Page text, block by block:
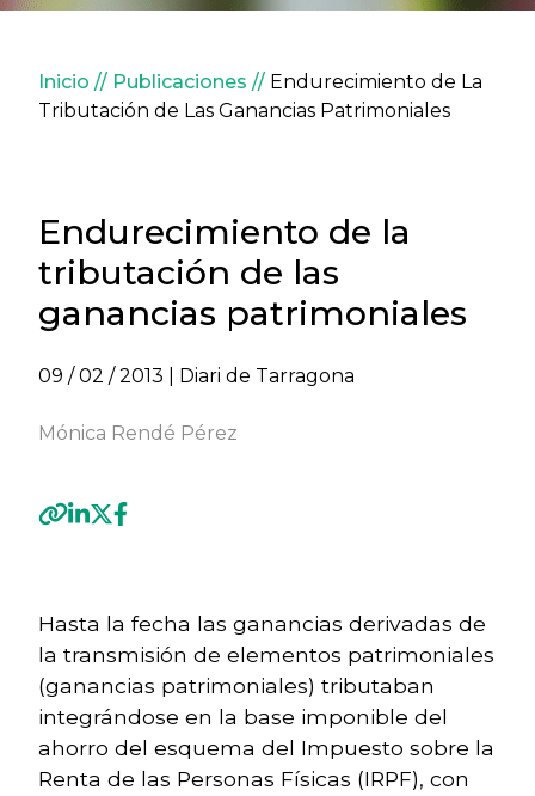
Sobrescribir enlaces de
Inicio Publicaciones
Endurecimiento de La
Tributación de Las Ganancias Patrimoniales
Endurecimiento de la
tributación de las
ganancias patrimoniales
09 / 02 / 2013 | Diari de Tarragona
Mónica Rendé Pérez
Hasta la fecha las ganancias derivadas de
la transmisión de elementos patrimoniales
(ganancias patrimoniales) tributaban
integrándose en la base imponible del
ahorro del esquema del Impuesto sobre la
Renta de las Personas Físicas (IRPF), con